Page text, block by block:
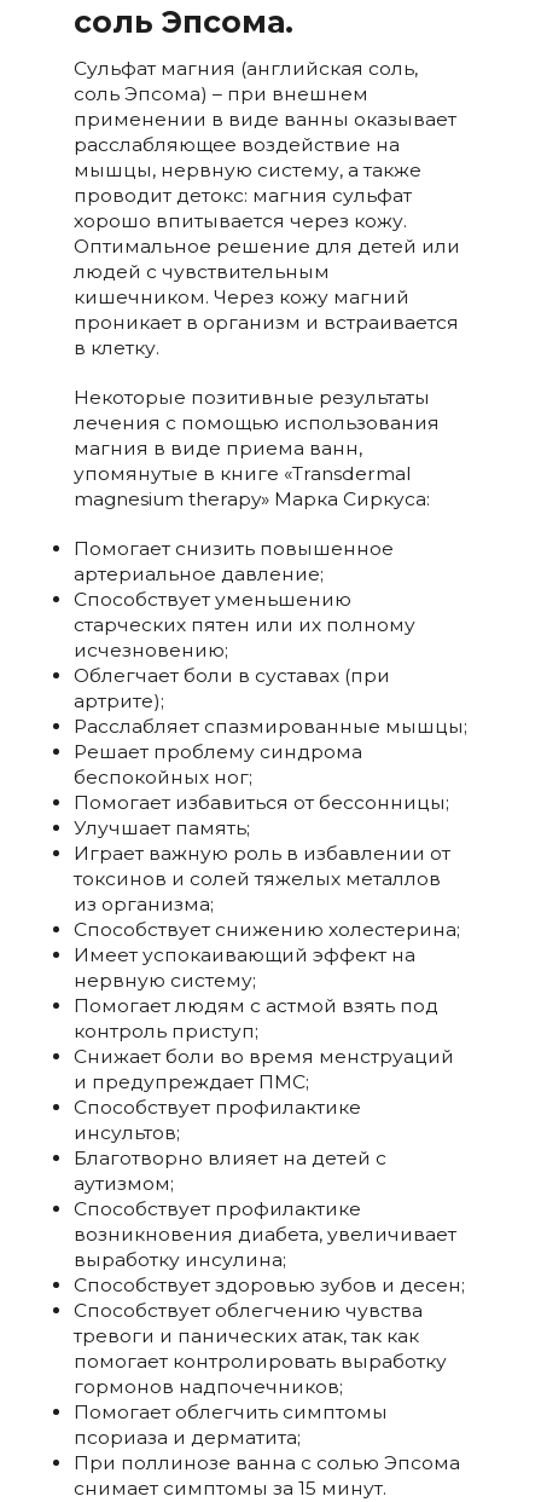
соль Эпсома.
Сульфат магния (английская соль,
соль Эпсома) – при внешнем
применении в виде ванны оказывает
расслабляющее воздействие на
мышцы, нервную систему, а также
проводит детокс: магния сульфат
хорошо впитывается через кожу.
Оптимальное решение для детей или
людей с чувствительным
кишечником. Через кожу магний
проникает в организм и встраивается
в клетку.
Некоторые позитивные результаты
лечения с помощью использования
магния в виде приема ванн,
упомянутые в книге «Transdermal
magnesium therapy» Марка Сиркуса:
Помогает снизить повышенное
артериальное давление;
Способствует уменьшению
старческих пятен или их полному
исчезновению;
Облегчает боли в суставах (при
артрите);
Расслабляет спазмированные мышцы;
Решает проблему синдрома
беспокойных ног;
Помогает избавиться от бессонницы;
Улучшает память;
Играет важную роль в избавлении от
токсинов и солей тяжелых металлов
из организма;
Способствует снижению холестерина;
Имеет успокаивающий эффект на
нервную систему;
Помогает людям с астмой взять под
контроль приступ;
Снижает боли во время менструаций
и предупреждает ПМС;
Способствует профилактике
инсультов;
Благотворно влияет на детей с
аутизмом;
Способствует профилактике
возникновения диабета, увеличивает
выработку инсулина;
Способствует здоровью зубов и десен;
Способствует облегчению чувства
тревоги и панических атак, так как
помогает контролировать выработку
гормонов надпочечников;
Помогает облегчить симптомы
псориаза и дерматита;
При поллинозе ванна с солью Эпсома
снимает симптомы за 15 минут.